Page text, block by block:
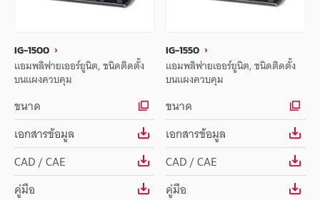
IG-1500
แอมพลิฟายเออร์ยูนิต, ชนิดติดตั้ง
บนแผงควบคุม
ขนาด
เอกสารข้อมูล
CAD / CAE
คู่มือ
IG-1550
แอมพลิฟายเออร์ยูนิต, ชนิดติดตั้ง
บนแผงควบคุม
ขนาด
เอกสารข้อมูล
CAD / CAE
คู่มือ